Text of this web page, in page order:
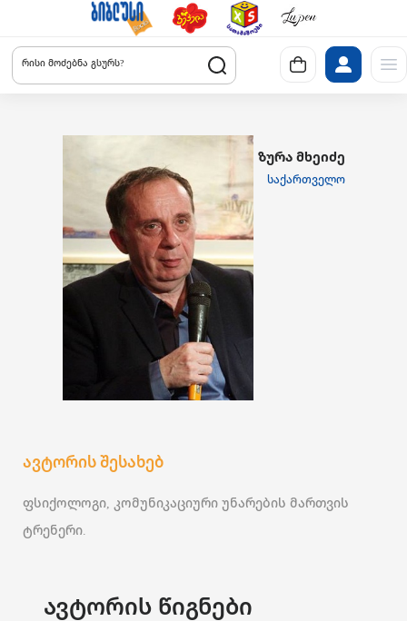
რისი მოძებნა გსურს?
ზურა მხეიძე
საქართველო
ავტორის შესახებ
ფსიქოლოგი, კომუნიკაციური უნარების მართვის
ტრენერი.
ავტორის წიგნები